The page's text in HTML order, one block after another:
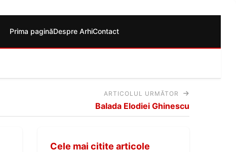
Prima paginăDespre ArhiContact
ARTICOLUL URMĂTOR
Balada Elodiei Ghinescu
Cele mai citite articole